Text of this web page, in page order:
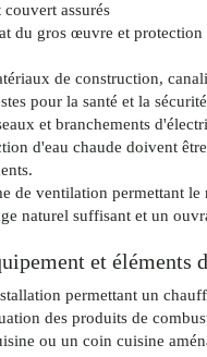
couvert assurés
du gros œuvre et protection
de construction,
pour la santé et la
et branchements
d'eau chaude doivent
de ventilation permettant
naturel suffisant et un
et éléments
permettant un
des produits de
ou un coin cuisine